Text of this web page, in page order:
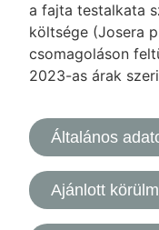
a fajta testalkata
költsége (Josera
csomagoláson
2023-as árak
Általános
Ajánlott